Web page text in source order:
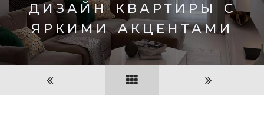
ДИЗАЙН КВАРТИРЫ С
ЯРКИМИ АКЦЕНТАМИ